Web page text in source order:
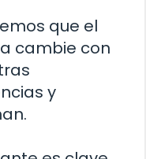
que el
cambie con
y